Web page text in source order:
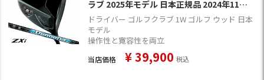
ラブ 2025年モデル 日本正規品 2024年11月9
日発売
ドライバー ゴルフクラブ 1W ゴルフ ウッド 日本
モデル
操作性と寛容性を両立
当店価格 ¥39,900 税込